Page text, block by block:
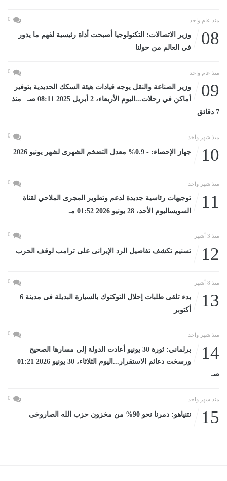
منذ عام واحد 0
08
وزير الاتصالات: التكنولوجيا أصبحت أداة رئيسية لفهم ما يدور
في العالم من حولنا
منذ عام واحد 0
09
وزير الصناعة والنقل يوجه قيادات هيئة السكك الحديدية بتوفير
أماكن في رحلات...اليوم الأربعاء، 2 أبريل 2025 08:11 صـ منذ
7 دقائق
منذ شهر واحد 0
10 جهاز الإحصاء: - 0.9% معدل التضخم الشهرى لشهر يونيو 2026
منذ شهر واحد 0
11
توجيهات رئاسية جديدة لدعم وتطوير المجرى الملاحي لقناة
السويساليوم الأحد، 28 يونيو 2026 01:52 مـ
منذ 3 أشهر 0
12 تسنيم تكشف تفاصيل الرد الإيرانى على ترامب لوقف الحرب
منذ 8 أشهر 0
13
بدء تلقى طلبات إحلال التوكتوك بالسيارة البديلة فى مدينة 6
أكتوبر
منذ شهر واحد 0
14
برلماني: ثورة 30 يونيو أعادت الدولة إلى مسارها الصحيح
ورسخت دعائم الاستقرار...اليوم الثلاثاء، 30 يونيو 2026 01:21
صـ
منذ شهر واحد 0
15 نتنياهو: دمرنا نحو 90% من مخزون حزب الله الصاروخى